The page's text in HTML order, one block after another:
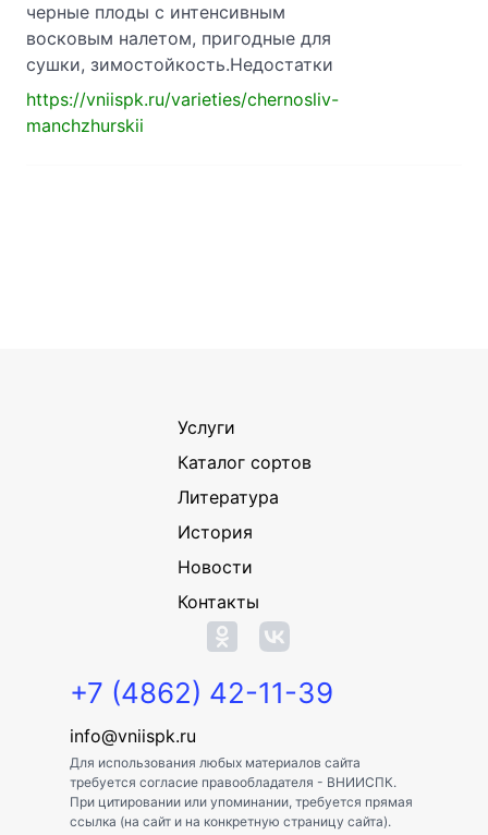
черные плоды с интенсивным
восковым налетом, пригодные для
сушки, зимостойкость.Недостатки
https://vniispk.ru/varieties/chernosliv-
manchzhurskii
Услуги
Каталог сортов
Литература
История
Новости
Контакты
+7 (4862) 42-11-39
info@vniispk.ru
Для использования любых материалов сайта
требуется согласие правообладателя - ВНИИСПК.
При цитировании или упоминании, требуется прямая
ссылка (на сайт и на конкретную страницу сайта).